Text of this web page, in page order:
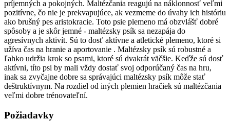
príjemných a pokojných. Maltézčania reagujú na náklonnosť veľmi
pozitívne, čo nie je prekvapujúce, ak vezmeme do úvahy ich históriu
ako brušný pes aristokracie. Toto psie plemeno má obzvlášť dobré
spôsoby a je skôr jemné - maltézsky psík sa nezapája do
agresívnych aktivít. Sú to dosť aktívne a atletické plemeno, ktoré si
užíva čas na hranie a aportovanie . Maltézsky psík sú robustné a
ľahko udržia krok so psami, ktoré sú dvakrát väčšie. Keďže sú dosť
aktívni, títo psi by mali vždy dostať svoj odporúčaný čas na hru,
inak sa zvyčajne dobre sa správajúci maltézsky psík môže stať
deštruktívnym. Na rozdiel od iných plemien hračiek sú maltézčania
veľmi dobre trénovateľní.
Požiadavky